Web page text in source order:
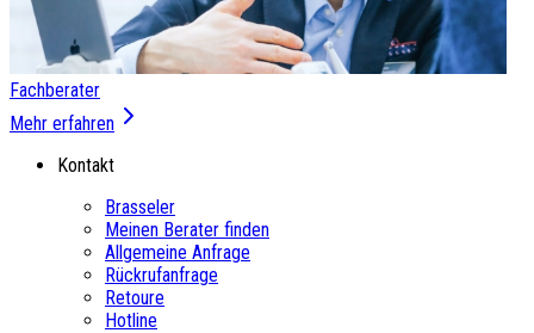
Fachberater
Mehr erfahren
Kontakt
Brasseler
Meinen Berater finden
Allgemeine Anfrage
Rückrufanfrage
Retoure
Hotline